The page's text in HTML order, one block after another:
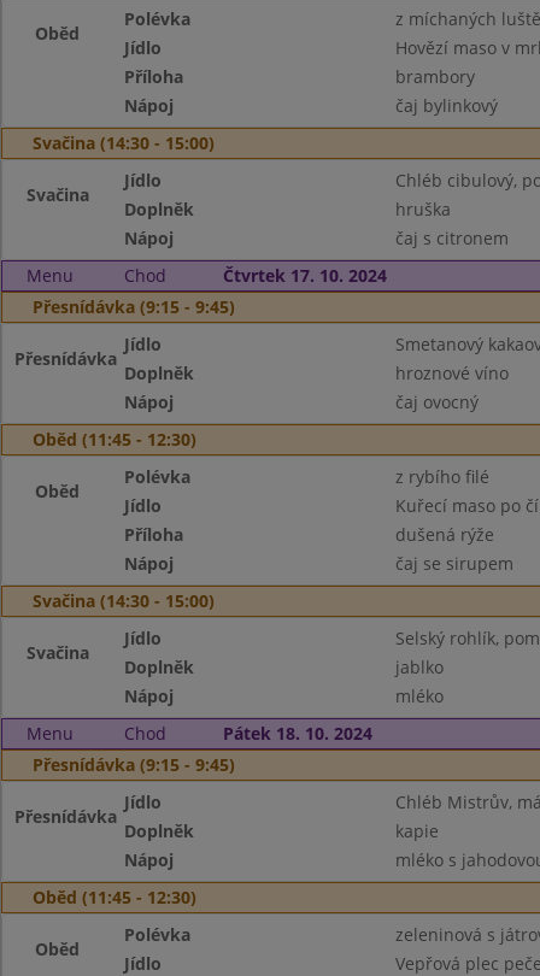
Oběd
Polévka
z míchaných
Jídlo
Hovězí maso v
Příloha
brambory
Nápoj
čaj bylinkový
Svačina (14:30 - 15:00)
Svačina
Jídlo
Chléb cibulový,
Doplněk
hruška
Nápoj
čaj s citronem
Menu
Chod
Čtvrtek 17. 10. 2024
Přesnídávka (9:15 - 9:45)
Přesnídávka
Jídlo
Smetanový
Doplněk
hroznové víno
Nápoj
čaj ovocný
Oběd (11:45 - 12:30)
Oběd
Polévka
z rybího filé
Jídlo
Kuřecí maso po
Příloha
dušená rýže
Nápoj
čaj se sirupem
Svačina (14:30 - 15:00)
Svačina
Jídlo
Selský rohlík,
Doplněk
jablko
Nápoj
mléko
Menu
Chod
Pátek 18. 10. 2024
Přesnídávka (9:15 - 9:45)
Přesnídávka
Jídlo
Chléb Mistrův,
Doplněk
kapie
Nápoj
mléko s
Oběd (11:45 - 12:30)
Oběd
Polévka
zeleninová s
Jídlo
Vepřová plec